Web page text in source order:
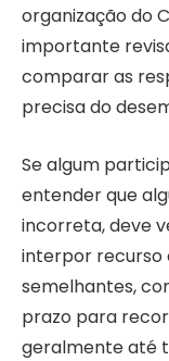
organização do
importante
comparar as
precisa do
Se algum
entender que
incorreta, deve
interpor recurso
semelhantes,
prazo para
geralmente até